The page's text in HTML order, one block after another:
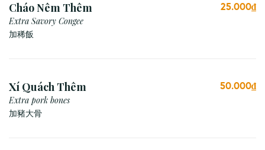
Cháo Nêm Thêm
Extra Savory Congee
加稀飯
25.000₫
Xí Quách Thêm
Extra pork bones
加豬大骨
50.000₫